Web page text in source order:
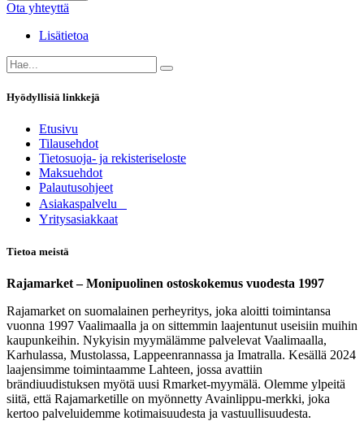
Ota yhteyttä
Lisätietoa
Hyödyllisiä linkkejä
Etusivu
Tilausehdot
Tietosuoja- ja rekisteriseloste
Maksuehdot
Palautusohjeet
Asia​k​aspalvelu
​Yritysasiakkaat
Tietoa meistä
Rajamarket – Monipuolinen ostoskokemus vuodesta 1997
Rajamarket on suomalainen perheyritys, joka aloitti toimintansa
vuonna 1997 Vaalimaalla ja on sittemmin laajentunut useisiin muihin
kaupunkeihin. Nykyisin myymälämme palvelevat Vaalimaalla,
Karhulassa, Mustolassa, Lappeenrannassa ja Imatralla. Kesällä 2024
laajensimme toimintaamme Lahteen, jossa avattiin
brändiuudistuksen myötä uusi Rmarket-myymälä. Olemme ylpeitä
siitä, että Rajamarketille on myönnetty Avainlippu-merkki, joka
kertoo palveluidemme kotimaisuudesta ja vastuullisuudesta.